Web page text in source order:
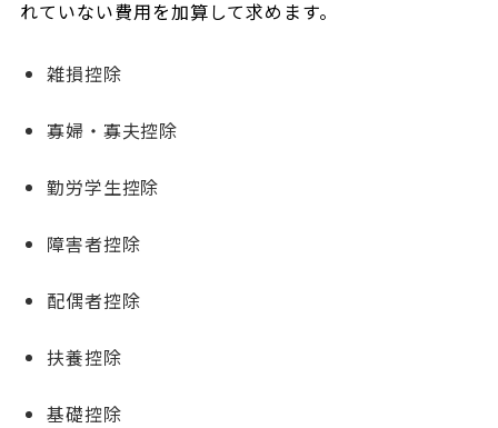
れていない費用を加算して求めます。
雑損控除
寡婦・寡夫控除
勤労学生控除
障害者控除
配偶者控除
扶養控除
基礎控除